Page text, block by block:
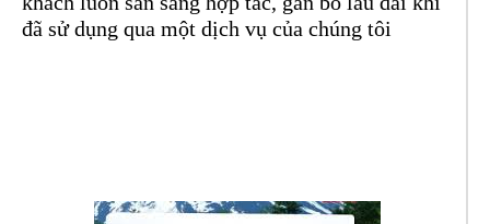
đã sử dụng qua một dịch vụ của chúng tôi